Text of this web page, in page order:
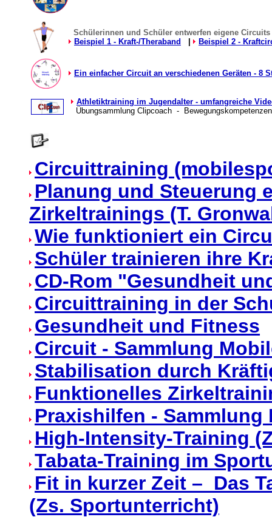
Schülerinnen und Schüler entwerfen eigene Circuits
Beispiel 1 - Kraft-/Theraband
Beispiel 2 -
Ein einfacher Circuit an verschiedenen Geräten - 8
Athletiktraining im Jugendalter - umfangreiche
Übungsammlung Clipcoach -
Circuittraining
Planung und Steuerung
Zirkeltrainings (T.
Wie funktioniert ein
Schüler trainieren ihre
CD-Rom "Gesundheit
Circuittraining in der
Gesundheit und Fitness
Circuit - Sammlung
Stabilisation durch
Funktionelles
Praxishilfen - Sammlung
High-Intensity-Training
Tabata-Training im
Fit in kurzer Zeit – Das
(Zs. Sportunterricht)